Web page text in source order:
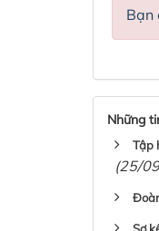
Bạn
Những
Tập
(25/